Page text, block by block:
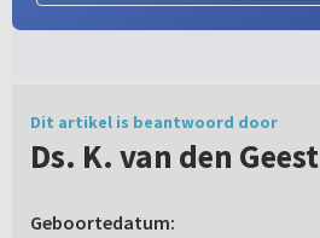
Dit artikel is beantwoord door
Ds. K. van den Geest
Geboortedatum: